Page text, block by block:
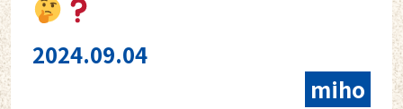
2024.09.04
miho